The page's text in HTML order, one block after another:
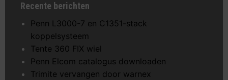
Recente berichten
Penn L3000-7 en C1351-stack
koppelsysteem
Tente 360 FIX wiel
Penn Elcom catalogus downloaden
Trimite vervangen door warnex